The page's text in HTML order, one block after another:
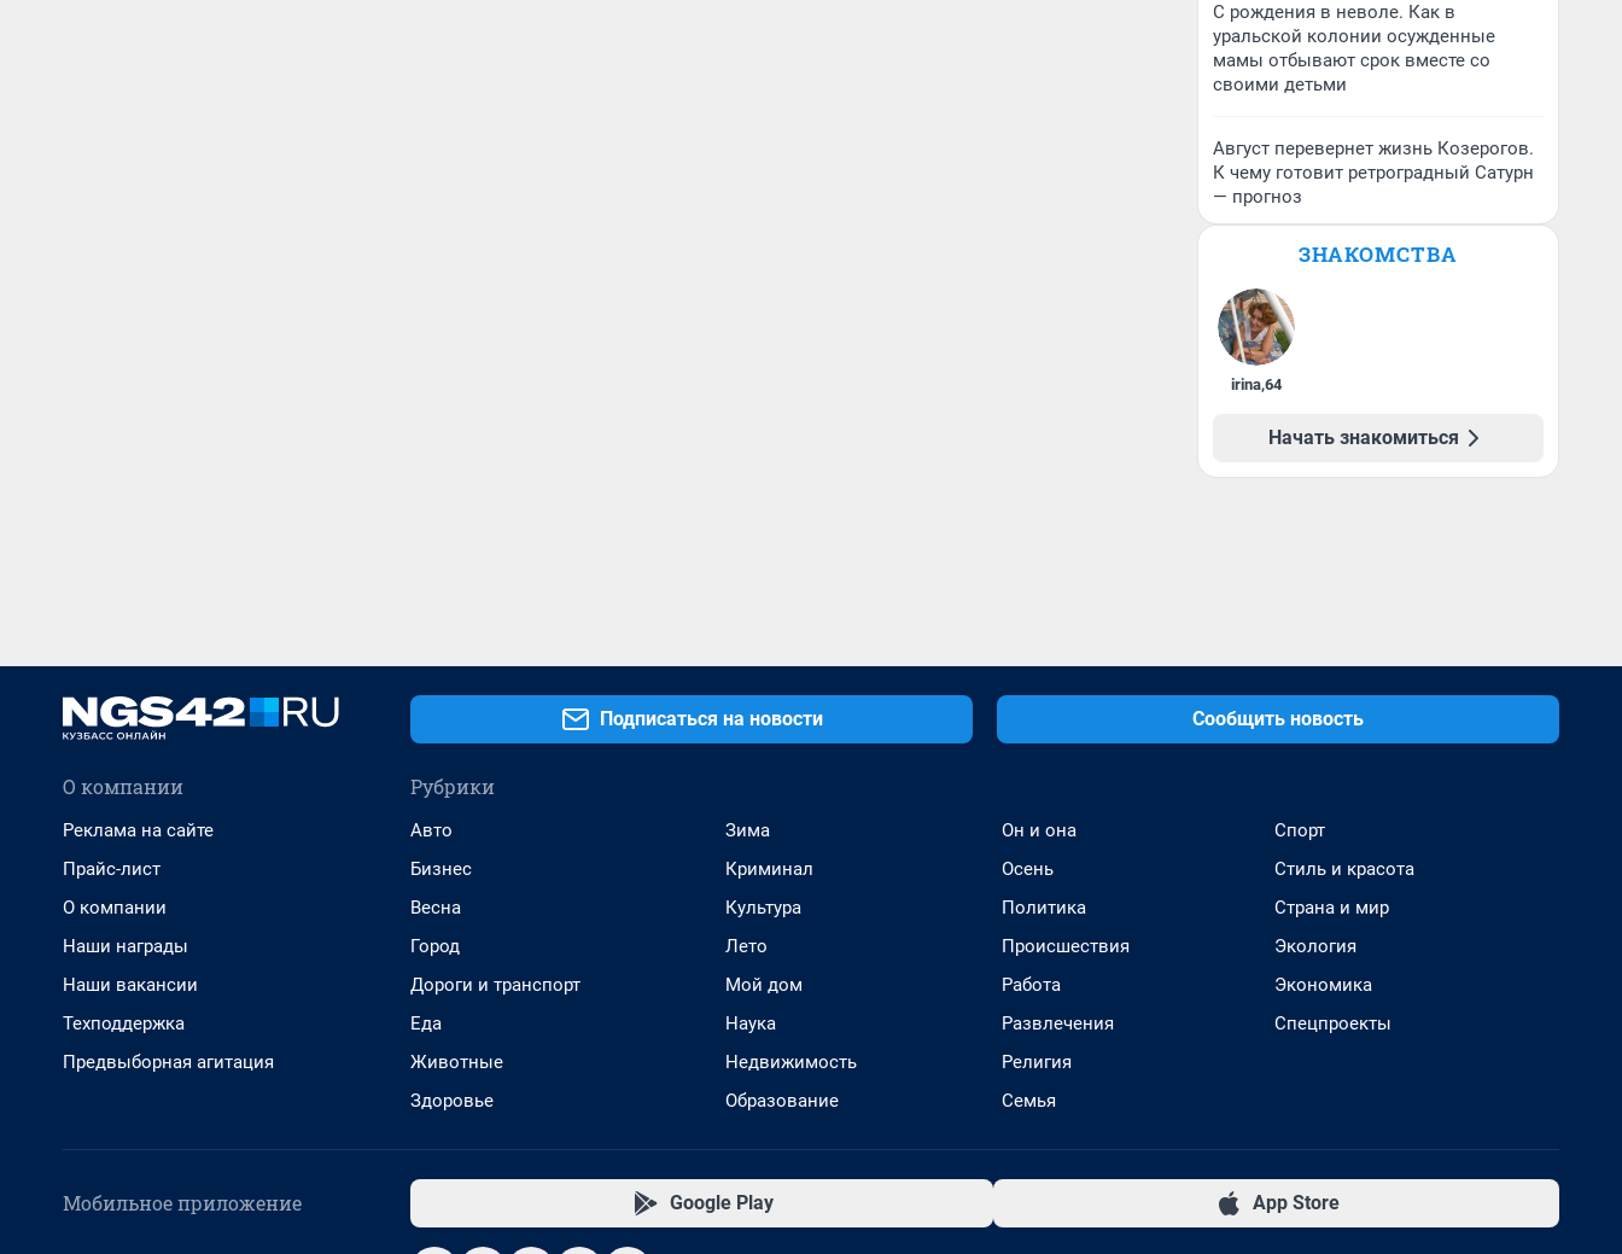
С рождения в неволе. Как в
уральской колонии осужденные
мамы отбывают срок вместе со
своими детьми
Август перевернет жизнь Козерогов.
К чему готовит ретроградный Сатурн
— прогноз
ЗНАКОМСТВА
irina,64
Начать знакомиться
Подписаться на новости Сообщить новость
О компании
Реклама на сайте
Прайс-лист
О компании
Наши награды
Наши вакансии
Техподдержка
Предвыборная агитация
Рубрики
Авто
Бизнес
Весна
Город
Дороги и транспорт
Еда
Животные
Здоровье
Зима
Криминал
Культура
Лето
Мой дом
Наука
Недвижимость
Образование
Он и она
Осень
Политика
Происшествия
Работа
Развлечения
Религия
Семья
Спорт
Стиль и красота
Страна и мир
Экология
Экономика
Спецпроекты
Мобильное приложение Google Play App Store